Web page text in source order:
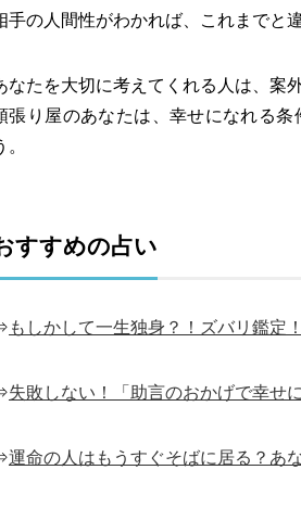
手の人間性がわかれば、これまでと
なたを大切に考えてくれる人は、案
張り屋のあなたは、幸せになれる
。
すすめの占い
もしかして一生独身？！ズバリ鑑定
失敗しない！「助言のおかげで幸せ
運命の人はもうすぐそばに居る？あ